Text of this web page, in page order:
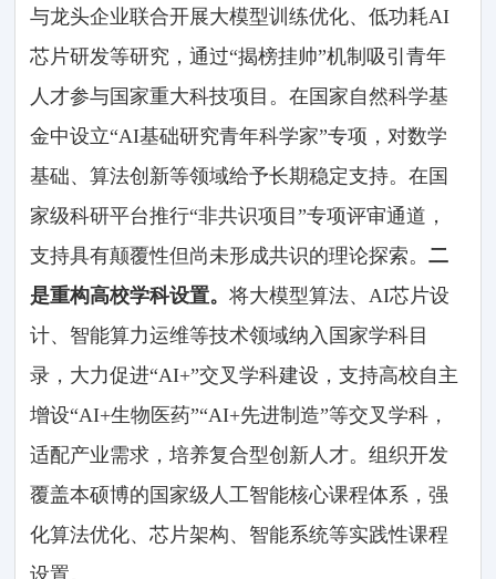
与龙头企业联合开展大模型训练优化、低功耗AI
芯片研发等研究，通过“揭榜挂帅”机制吸引青年
人才参与国家重大科技项目。在国家自然科学基
金中设立“AI基础研究青年科学家”专项，对数学
基础、算法创新等领域给予长期稳定支持。在国
家级科研平台推行“非共识项目”专项评审通道，
支持具有颠覆性但尚未形成共识的理论探索。二
是重构高校学科设置。将大模型算法、AI芯片设
计、智能算力运维等技术领域纳入国家学科目
录，大力促进“AI+”交叉学科建设，支持高校自主
增设“AI+生物医药”“AI+先进制造”等交叉学科，
适配产业需求，培养复合型创新人才。组织开发
覆盖本硕博的国家级人工智能核心课程体系，强
化算法优化、芯片架构、智能系统等实践性课程
设置。